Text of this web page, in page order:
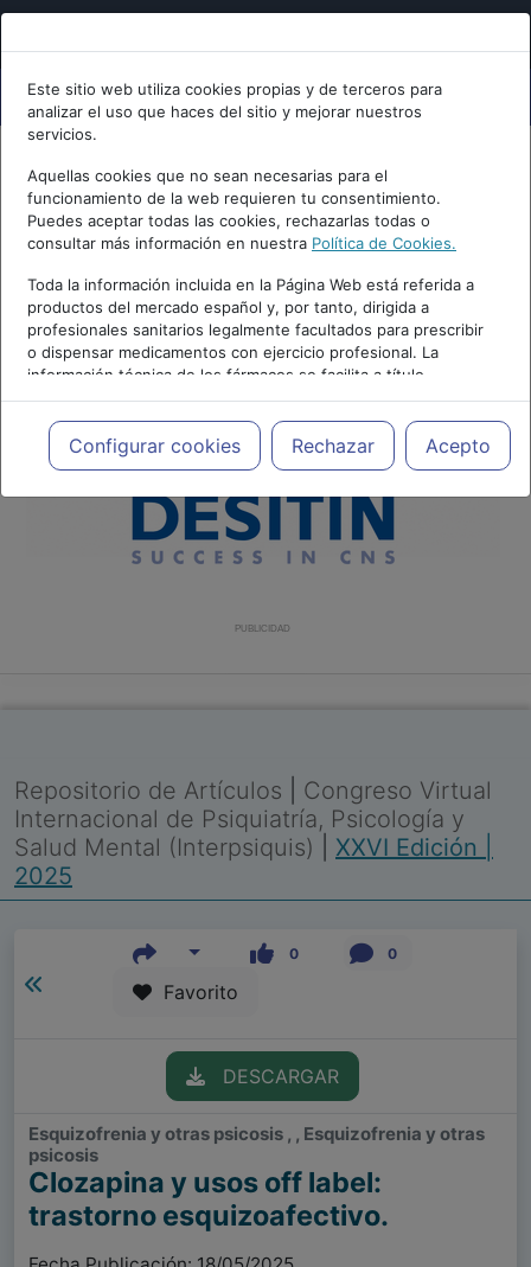
Este sitio web utiliza cookies propias y de terceros para
analizar el uso que haces del sitio y mejorar nuestros
servicios.
Aquellas cookies que no sean necesarias para el
funcionamiento de la web requieren tu consentimiento.
Puedes aceptar todas las cookies, rechazarlas todas o
consultar más información en nuestra Política de Cookies.
Toda la información incluida en la Página Web está referida a
productos del mercado español y, por tanto, dirigida a
profesionales sanitarios legalmente facultados para prescribir
o dispensar medicamentos con ejercicio profesional. La
información técnica de los fármacos se facilita a título
meramente informativo, siendo responsabilidad de los
profesionales facultados prescribir medicamentos y decidir, en
cada caso concreto, el tratamiento más adecuado a las
necesidades del paciente.
Configurar cookies Rechazar Acepto
PUBLICIDAD
Repositorio de Artículos
Congreso Virtual
Internacional de Psiquiatría, Psicología y
Salud Mental (Interpsiquis)
XXVI Edición |
2025
0 0
Favorito
DESCARGAR
Esquizofrenia y otras psicosis , , Esquizofrenia y otras
psicosis
Clozapina y usos off label:
trastorno esquizoafectivo.